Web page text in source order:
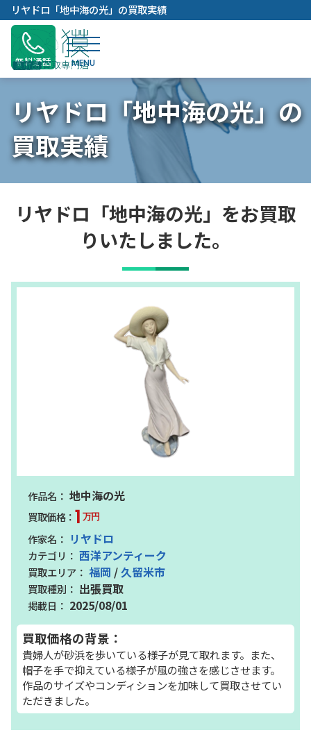
内
容
キ
ッ
プ
リヤドロ「地中海の光」の買取実績
無料通話
リヤドロ「地中海の光」の
買取実績
リヤドロ「地中海の光」をお買取
りいたしました。
地中海の光
1 万円
リヤドロ
西洋アンティーク
福岡 /久留米市
出張買取
2025/08/01
買取価格の背景：
貴婦人が砂浜を歩いている様子が見て取れます。また、
帽子を手で抑えている様子が風の強さを感じさせます。
作品のサイズやコンディションを加味して買取させてい
ただきました。